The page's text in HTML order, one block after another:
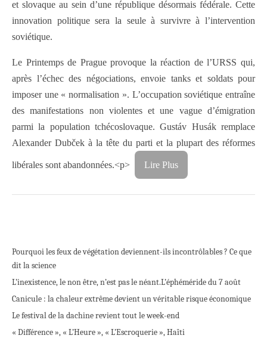
et slovaque au sein d’une république désormais fédérale. Cette
innovation politique sera la seule à survivre à l’intervention
soviétique.
Le Printemps de Prague provoque la réaction de l’URSS qui,
après l’échec des négociations, envoie tanks et soldats pour
imposer une « normalisation ». L’occupation soviétique entraîne
des manifestations non violentes et une vague d’émigration
parmi la population tchécoslovaque. Gustáv Husák remplace
Alexander Dubček à la tête du parti et la plupart des réformes
libérales sont abandonnées.<p> Lire Plus
Pourquoi les feux de végétation deviennent-ils incontrôlables ? Ce que
dit la science
L’inexistence, le non être, n’est pas le néant.L’éphéméride du 7 août
Canicule : la chaleur extrême devient un véritable risque économique
Le festival de la dachine revient tout le week-end
« Différence », « L’Heure », « L’Escroquerie », Haïti